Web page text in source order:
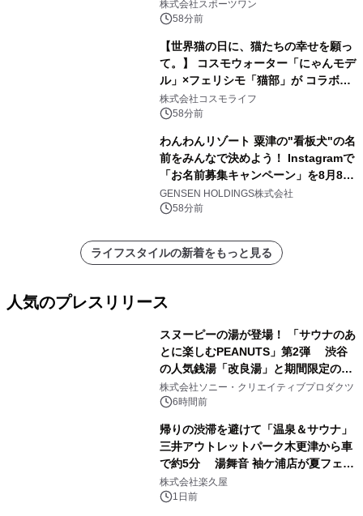
株式会社スポーツワン
58分前
【世界猫の日に、猫たちの幸せを願っ
て。】 コスモウォーター「にゃんモデ
ル」×フェリシモ「猫部」が コラボキ
ャンペーンを実施
株式会社コスモライフ
58分前
わんわんリゾート 粟津の"看板犬"の名
前をみんなで決めよう！ Instagramで
「お名前募集キャンペーン」を8月8日
(土)より開催
GENSEN HOLDINGS株式会社
58分前
ライフスタイルの新着をもっと見る
人気のプレスリリース
スヌーピーの湯が登場！ 「サウナのあ
とに楽しむPEANUTS」第2弾 渋谷
の人気銭湯「改良湯」と期間限定のコ
ラボレーション サウナイキタイコラ
ボグッズも発売決定！
株式会社ソニー・クリエイティブプロダクツ
6時間前
帰りの渋滞を避けて「温泉＆サウナ」
三井アウトレットパーク木更津から車
で約5分 湯舞音 袖ケ浦店が夏フェア
メニューを提供
株式会社楽久屋
1日前